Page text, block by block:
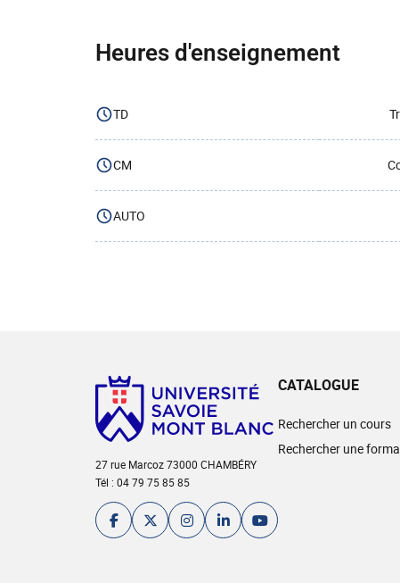
Heures d'enseignement
TD
CM
AUTO
27 rue Marcoz 73000 CHAMBÉRY
Tél : 04 79 75 85 85
CATALOGUE
Rechercher un cours
Rechercher une